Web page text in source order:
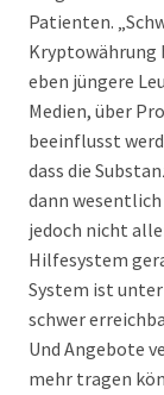
Patienten.
Kryptowährung
eben jüngere
Medien, über
beeinflusst
dass die
dann
jedoch nicht
Hilfesystem
System ist
schwer
Und Angebote
mehr tragen